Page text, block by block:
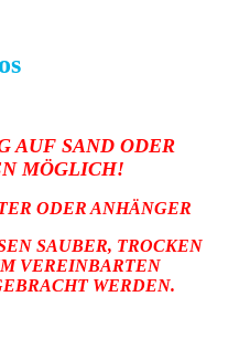
AUF SAND ODER
MÖGLICH!
ODER ANHÄNGER
SAUBER, TROCKEN
VEREINBARTEN
WERDEN.